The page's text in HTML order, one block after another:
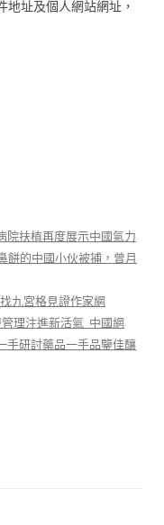
地址及個人網站網址，
院扶植再度展示中國氣力
餅的中國小伙被捕，曾月
九宮格見證作家網
理注進新活氣_中國網
手研討藥品一手品鑒佳釀